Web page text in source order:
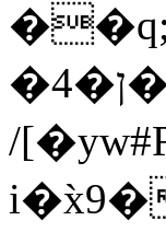
/